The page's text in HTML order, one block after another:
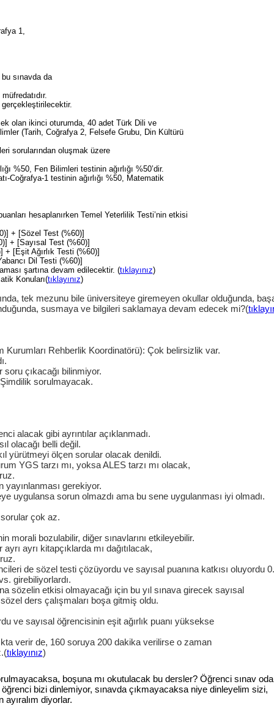
1,
sınavda da
olan ikinci oturumda, 40 adet Türk Dili ve
(Tarih, Coğrafya 2, Felsefe Grubu, Din Kültürü
sorularından oluşmak üzere
%50, Fen Bilimleri testinin ağırlığı %50’dir.
Coğrafya-1 testinin ağırlığı %50, Matematik
hesaplanırken Temel Yeterlilik Testi’nin etkisi
+ [Sözel Test (%60)]
+ [Sayısal Test (%60)]
[Eşit Ağırlık Testi (%60)]
Dil Testi (%60)]
şartına devam edilecektir. (tıklayınız)
Konuları(tıklayınız)
tek mezunu bile üniversiteye giremeyen okullar olduğunda,
susmaya ve bilgileri saklamaya devam edecek mi?(
Kurumları Rehberlik Koordinatörü): Çok belirsizlik var.
çıkacağı bilinmiyor.
sorulmayacak.
alacak gibi ayrıntılar açıklanmadı.
olacağı belli değil.
yürütmeyi ölçen sorular olacak denildi.
YGS tarzı mı, yoksa ALES tarzı mı olacak,
gerekiyor.
uygulansa sorun olmazdı ama bu sene uygulanması iyi olmadı.
sorular çok az.
morali bozulabilir, diğer sınavlarını etkileyebilir.
ayrı kitapçıklarda mı dağıtılacak,
de sözel testi çözüyordu ve sayısal puanına katkısı oluyordu
girebiliyorlardı.
sözelin etkisi olmayacağı için bu yıl sınava girecek sayısal
ders çalışmaları boşa gitmiş oldu.
ve sayısal öğrencisinin eşit ağırlık puanı yüksekse
verir de, 160 soruya 200 dakika verilirse o zaman
tıklayınız)
boşuna mı okutulacak bu dersler? Öğrenci sınav
bizi dinlemiyor, sınavda çıkmayacaksa niye dinleyelim sizi,
diyorlar.